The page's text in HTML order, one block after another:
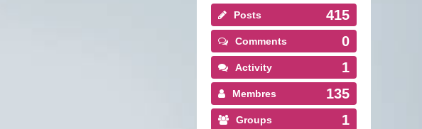
Posts 415
Comments 0
Activity 1
Membres 135
Groups 1